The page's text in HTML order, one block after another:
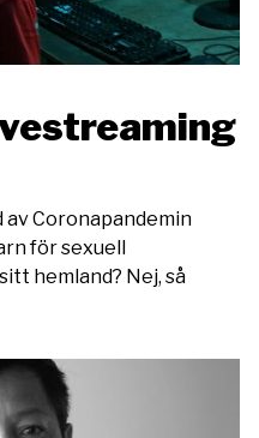
Coronapandemin
för sexuell
hemland? Nej, så